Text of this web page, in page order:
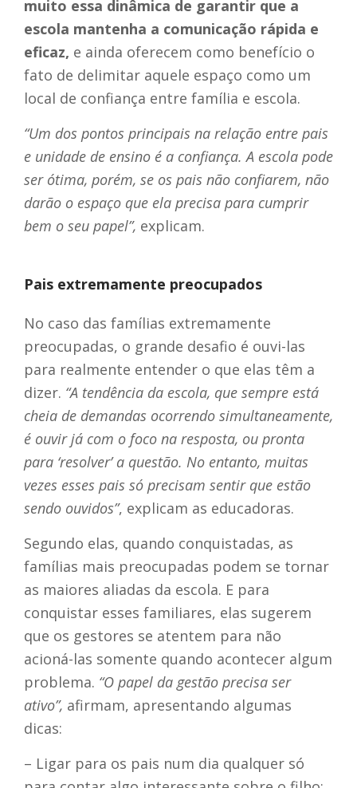
muito essa dinâmica de garantir que a
escola mantenha a comunicação rápida e
eficaz, e ainda oferecem como benefício o
fato de delimitar aquele espaço como um
local de confiança entre família e escola.
“Um dos pontos principais na relação entre pais
e unidade de ensino é a confiança. A escola pode
ser ótima, porém, se os pais não confiarem, não
darão o espaço que ela precisa para cumprir
bem o seu papel”, explicam.
Pais extremamente preocupados
No caso das famílias extremamente
preocupadas, o grande desafio é ouvi-las
para realmente entender o que elas têm a
dizer. “A tendência da escola, que sempre está
cheia de demandas ocorrendo simultaneamente,
é ouvir já com o foco na resposta, ou pronta
para ‘resolver’ a questão. No entanto, muitas
vezes esses pais só precisam sentir que estão
sendo ouvidos”, explicam as educadoras.
Segundo elas, quando conquistadas, as
famílias mais preocupadas podem se tornar
as maiores aliadas da escola. E para
conquistar esses familiares, elas sugerem
que os gestores se atentem para não
acioná-las somente quando acontecer algum
problema. “O papel da gestão precisa ser
ativo”, afirmam, apresentando algumas
dicas:
– Ligar para os pais num dia qualquer só